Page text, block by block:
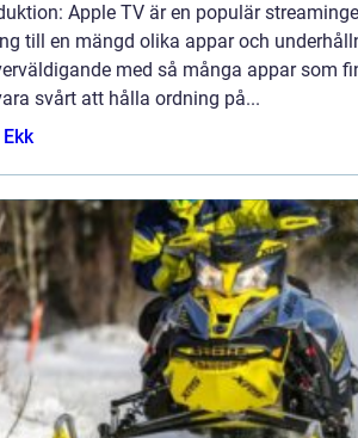
Apple TV är en populär
till en mängd olika appar och
med så många appar som
svårt att hålla ordning på...